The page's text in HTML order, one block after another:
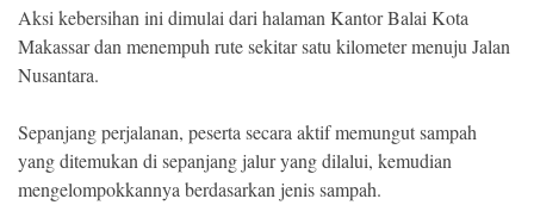
All
Right
Reserve
Aksi kebersihan ini dimulai dari halaman Kantor Balai Kota
Makassar dan menempuh rute sekitar satu kilometer menuju Jalan
Nusantara.
Sepanjang perjalanan, peserta secara aktif memungut sampah
yang ditemukan di sepanjang jalur yang dilalui, kemudian
mengelompokkannya berdasarkan jenis sampah.